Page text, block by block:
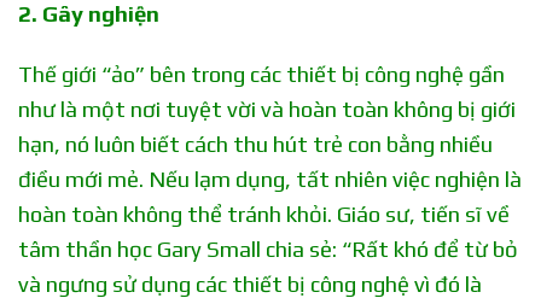
2. Gây nghiện
Thế giới “ảo” bên trong các thiết bị công nghệ gần
như là một nơi tuyệt vời và hoàn toàn không bị giới
hạn, nó luôn biết cách thu hút trẻ con bằng nhiều
điều mới mẻ. Nếu lạm dụng, tất nhiên việc nghiện là
hoàn toàn không thể tránh khỏi. Giáo sư, tiến sĩ về
tâm thần học Gary Small chia sẻ: “Rất khó để từ bỏ
và ngưng sử dụng các thiết bị công nghệ vì đó là